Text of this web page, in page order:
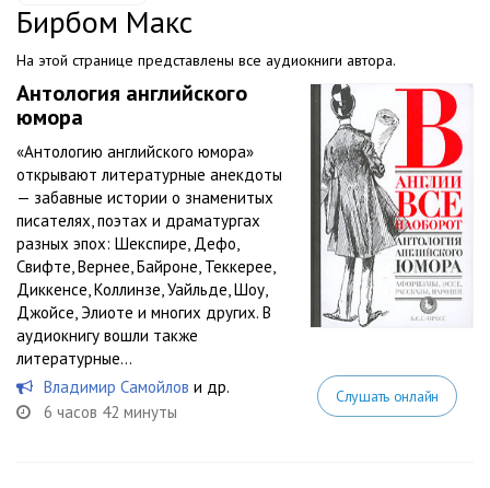
Бирбом Макс
На этой странице представлены все аудиокниги автора.
Антология английского
юмора
«Антологию английского юмора»
открывают литературные анекдоты
— забавные истории о знаменитых
писателях, поэтах и драматургах
разных эпох: Шекспире, Дефо,
Свифте, Вернее, Байроне, Теккерее,
Диккенсе, Коллинзе, Уайльде, Шоу,
Джойсе, Элиоте и многих других. В
аудиокнигу вошли также
литературные...
Владимир Самойлов и др.
6 часов 42 минуты
Слушать онлайн